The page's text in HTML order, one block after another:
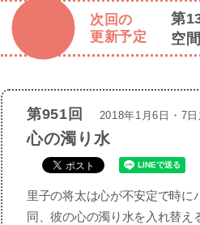
次回の
更新予定
第
空
第951回 2018年1月6日・7日
心の濁り水
里子の将太は心が不安定で時に
同、彼の心の濁り水を入れ替え